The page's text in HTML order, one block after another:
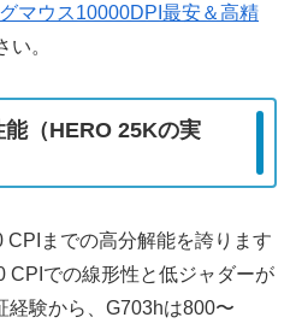
マウス10000DPI最安＆高精
い。
（HERO 25Kの実
CPIまでの高分解能を誇ります
CPIでの線形性と低ジャダーが
経験から、G703hは800〜